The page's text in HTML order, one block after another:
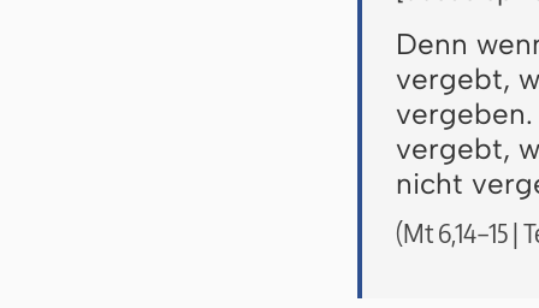
Denn
vergebt,
vergebt,
nicht
(Mt 6,14–15 |